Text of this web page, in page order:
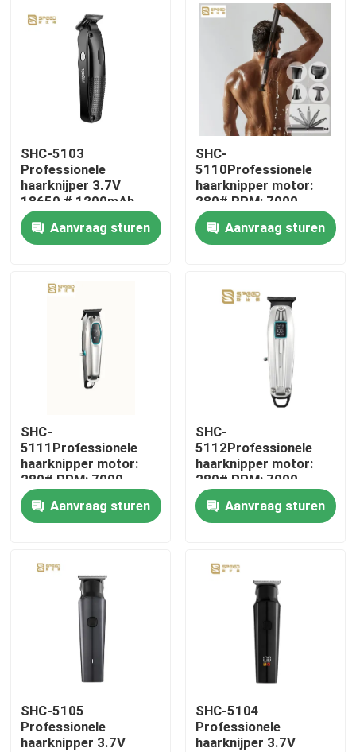
Thuis
Producten
Over ons
Fabrieksreis
Vraag een offerte aan
Oplaadbare haarknijper
SHC-5103
Professionele
haarknijper 3.7V
18650 # 1200mAh
lithiumbatterie 3CR13
roestvrij ijzer
Aanvraag sturen
SHC-
5110Professionele
haarknipper motor:
280# RPM: 7000
1400mAh
lithiumbatterie
Aanvraag sturen
SHC-
5111Professionele
haarknipper motor:
280# RPM: 7000
1400mAh
lithiumbatterie
Aanvraag sturen
SHC-
5112Professionele
haarknipper motor:
280# RPM: 7000
1400mAh
lithiumbatterie
Aanvraag sturen
SHC-5105
Professionele
haarknipper 3.7V
SHC-5104
Professionele
haarknijper 3.7V